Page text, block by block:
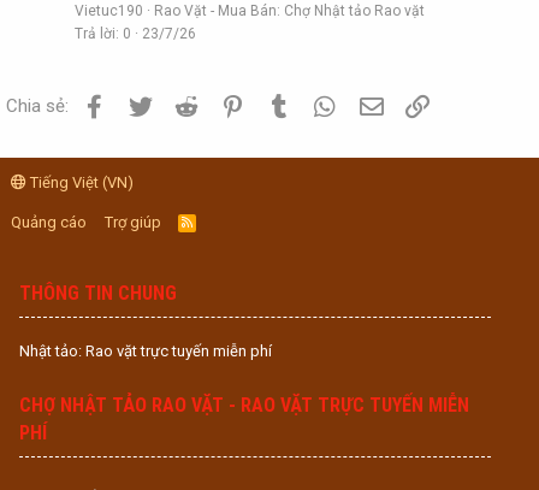
Vietuc190
Rao Vặt - Mua Bán: Chợ Nhật tảo Rao vặt
Trả lời 0 23/7/26
Chia sẻ: Facebook
Twitter Reddit PinterestTumblr WhatsApp
Email
Tiếng Việt (VN)
Quảng cáo Trợ giúp
R
S
THÔNG TIN CHUNG
Nhật tảo: Rao vặt trực tuyến miễn phí
CHỢ NHẬT TẢO RAO VẶT - RAO VẶT TRỰC TUYẾN MIỄN
PHÍ